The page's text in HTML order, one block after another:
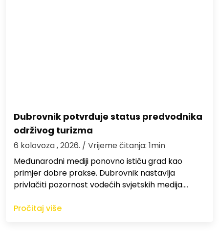
Dubrovnik potvrđuje status predvodnika
održivog turizma
6 kolovoza , 2026. / Vrijeme čitanja: 1min
Međunarodni mediji ponovno ističu grad kao
primjer dobre prakse. Dubrovnik nastavlja
privlačiti pozornost vodećih svjetskih medija.…
Pročitaj više